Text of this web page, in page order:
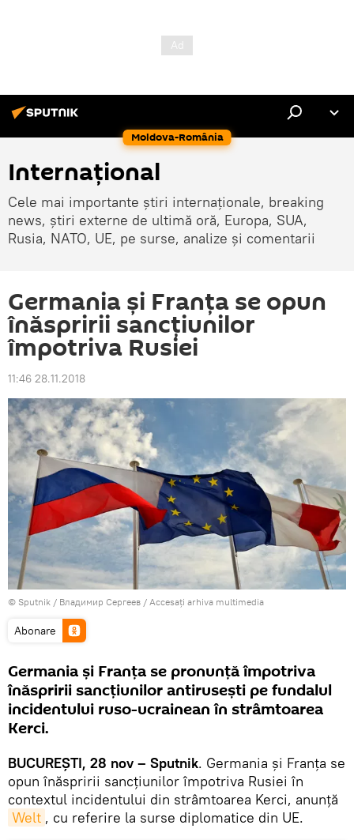
Moldova-România
Internaţional
Cele mai importante știri internaționale, breaking
news, știri externe de ultimă oră, Europa, SUA,
Rusia, NATO, UE, pe surse, analize și comentarii
Germania și Franța se opun
înăspririi sancțiunilor
împotriva Rusiei
11:46 28.11.2018
© Sputnik / Владимир Сергеев / Accesați arhiva multimedia
Abonare
Germania și Franța se pronunță împotriva
înăspririi sancțiunilor antirusești pe fundalul
incidentului ruso-ucrainean în strâmtoarea
Kerci.
BUCUREȘTI, 28 nov – Sputnik. Germania și Franța se
opun înăspririi sancțiunilor împotriva Rusiei în
contextul incidentului din strâmtoarea Kerci, anunță
Welt , cu referire la surse diplomatice din UE.